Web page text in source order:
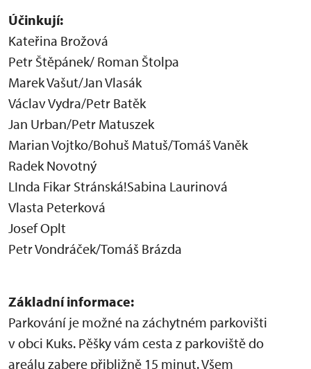
Účinkují:
Kateřina Brožová
Petr Štěpánek/ Roman Štolpa
Marek Vašut/Jan Vlasák
Václav Vydra/Petr Batěk
Jan Urban/Petr Matuszek
Marian Vojtko/Bohuš Matuš/Tomáš Vaněk
Radek Novotný
LInda Fikar Stránská!Sabina Laurinová
Vlasta Peterková
Josef Oplt
Petr Vondráček/Tomáš Brázda
Základní informace:
Parkování je možné na záchytném parkovišti
v obci Kuks. Pěšky vám cesta z parkoviště do
areálu zabere přibližně 15 minut. Všem